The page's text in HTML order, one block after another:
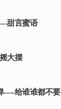
甜言蜜语
大摆
-----给谁谁都不要